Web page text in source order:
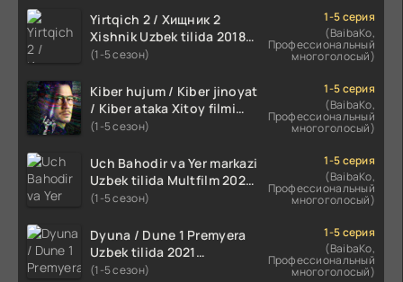
Yirtqich 2 / Хищник 2
Xishnik Uzbek tilida 2018-
2024 O'zbekcha tarjima
(1-5 сезон)
1-5 серия
(BaibaKo,
Профессиональный
многоголосый)
Kiber hujum / Kiber jinoyat
/ Kiber ataka Xitoy filmi
Uzbek tilida O'zbekcha
HD skachat
(1-5 сезон)
1-5 серия
(BaibaKo,
Профессиональный
многоголосый)
Uch Bahodir va Yer markazi
Uzbek tilida Multfilm 2025
tarjima HD skachat
(1-5 сезон)
1-5 серия
(BaibaKo,
Профессиональный
многоголосый)
Dyuna / Dune 1 Premyera
Uzbek tilida 2021
O'zbekcha tarjima kino HD
(1-5 сезон)
1-5 серия
(BaibaKo,
Профессиональный
многоголосый)